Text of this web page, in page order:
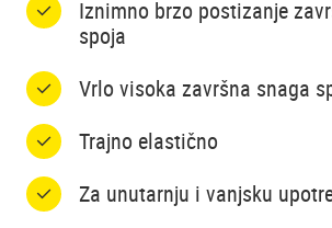
Iznimno brzo postizanje
spoja
Vrlo visoka završna snaga
Trajno elastično
Za unutarnju i vanjsku